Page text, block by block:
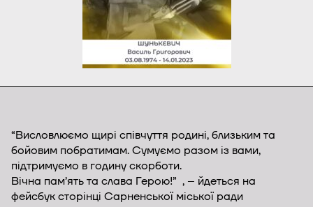
“Висловлюємо щирі співчуття родині, близьким та
бойовим побратимам. Сумуємо разом із вами,
підтримуємо в годину скорботи.
Вічна пам’ять та слава Герою!” , – йдеться на
фейсбук сторінці Сарненської міської ради